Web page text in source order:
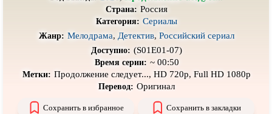
Про пиратов
Про подростков Про путешествияво времени
Про рыцарей
Про самолёты Про собак
Страна: Россия
Категория: Сериалы
Жанр: Мелодрама, Детектив, Российский сериал
Доступно: (S01E01-07)
Время серии: ~ 00:50
Метки: Продолжение следует..., HD 720p, Full HD 1080p
Перевод: Оригинал
Сохранить в избранное Сохранить в закладки